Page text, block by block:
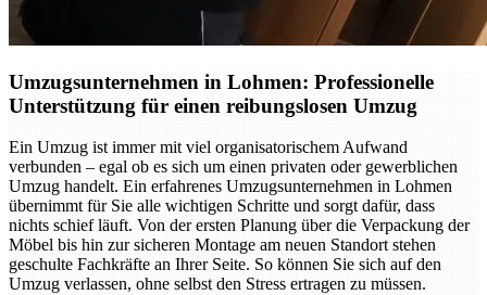
Umzugsunternehmen in Lohmen: Professionelle
Unterstützung für einen reibungslosen Umzug
Ein Umzug ist immer mit viel organisatorischem Aufwand
verbunden – egal ob es sich um einen privaten oder gewerblichen
Umzug handelt. Ein erfahrenes Umzugsunternehmen in Lohmen
übernimmt für Sie alle wichtigen Schritte und sorgt dafür, dass
nichts schief läuft. Von der ersten Planung über die Verpackung der
Möbel bis hin zur sicheren Montage am neuen Standort stehen
geschulte Fachkräfte an Ihrer Seite. So können Sie sich auf den
Umzug verlassen, ohne selbst den Stress ertragen zu müssen.